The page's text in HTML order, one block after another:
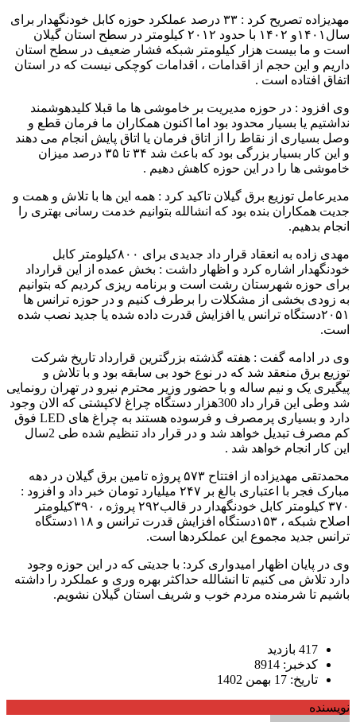
مهدیزاده تصریح کرد : ۳۳ درصد عملکرد حوزه کابل خودنگهدار برای
سال۱۴۰۱و ۱۴۰۲ با حدود ۲۰۱۲ کیلومتر در سطح استان گیلان
است و ما بیست هزار کیلومتر شبکه فشار ضعیف در سطح استان
داریم و این حجم از اقدامات ، اقدامات کوچکی نیست که در استان
اتفاق افتاده است .
وی افزود : در حوزه مدیریت بر خاموشی ها ما قبلا کلیدهوشمند
نداشتیم یا بسیار محدود بود اما اکنون همکاران ما فرمان قطع و
وصل بسیاری از نقاط را از اتاق فرمان یا اتاق پایش انجام می دهند
و این کار بسیار بزرگی بود که باعث شد ۳۴ تا ۳۵ درصد میزان
خاموشی ها را در این حوزه کاهش دهیم .
مدیرعامل توزیع برق گیلان تاکید کرد : همه این ها با تلاش و همت و
جدیت همکاران بنده بود که انشالله بتوانیم خدمت رسانی بهتری را
انجام بدهیم.
مهدی زاده به انعقاد قرار داد جدیدی برای ۸۰۰کیلومتر کابل
خودنگهدار اشاره کرد و اظهار داشت : بخش عمده از این قرارداد
برای حوزه شهرستان رشت است و برنامه ریزی کردیم که بتوانیم
به زودی بخشی از مشکلات را برطرف کنیم و در حوزه ترانس ها
۲۰۵۱دستگاه ترانس یا افزایش قدرت داده شده یا جدید نصب شده
است.
وی در ادامه گفت : هفته گذشته بزرگترین قرارداد تاریخ شرکت
توزیع برق منعقد شد که در نوع خود بی سابقه بود و با تلاش و
پیگیری یک و نیم ساله و با حضور وزیر محترم نیرو در تهران رونمایی
شد وطی این قرار داد 300هزار دستگاه چراغ لاکپشتی که الان وجود
دارد و بسیاری پرمصرف و فرسوده هستند به چراغ های LED فوق
کم مصرف تبدیل خواهد شد و در قرار داد تنظیم شده طی 2سال
این کار انجام خواهد شد .
محمدتقی مهدیزاده از افتتاح ۵۷۳ پروژه تامین برق گیلان در دهه
مبارک فجر با اعتباری بالغ بر ۲۴۷ میلیارد تومان خبر داد و افزود :
۳۷۰ کیلومتر کابل خودنگهدار در قالب۲۹۲ پروژه ، ۳۹۰کیلومتر
اصلاح شبکه ، ۱۵۳دستگاه افزایش قدرت ترانس و ۱۱۸دستگاه
ترانس جدید مجموع این عملکردها است.
وی در پایان اظهار امیدواری کرد: با جدیتی که در این حوزه وجود
دارد تلاش می کنیم تا انشالله حداکثر بهره وری و عملکرد را داشته
باشیم تا شرمنده مردم خوب و شریف استان گیلان نشویم.
417 بازدید
کدخبر: 8914
تاریخ: 17 بهمن 1402
نویسنده